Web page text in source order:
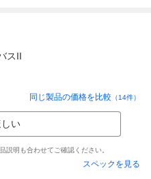
スII
同じ製品の価格を比較 （14件）
い
説明も合わせてご確認ください。
スペックを見る